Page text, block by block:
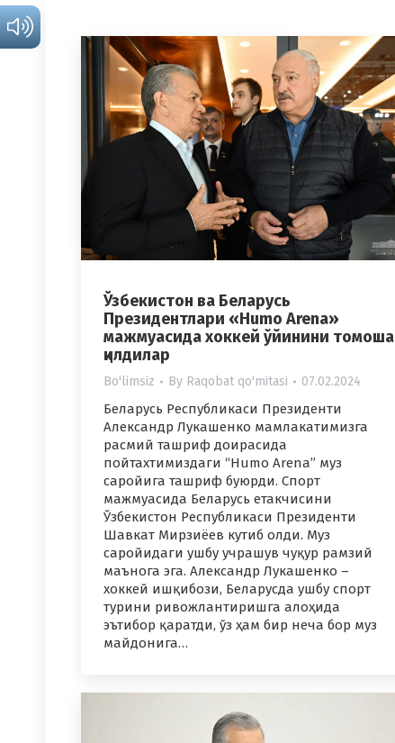
Ўзбекистон ва Беларусь
Президентлари «Humo Arena»
мажмуасида хоккей ўйинини томоша
қилдилар
Bo'limsiz By Raqobat qo'mitasi 07.02.2024
Беларусь Республикаси Президенти
Александр Лукашенко мамлакатимизга
расмий ташриф доирасида
пойтахтимиздаги “Humo Arena” муз
саройига ташриф буюрди. Спорт
мажмуасида Беларусь етакчисини
Ўзбекистон Республикаси Президенти
Шавкат Мирзиёев кутиб олди. Муз
саройидаги ушбу учрашув чуқур рамзий
маънога эга. Александр Лукашенко –
хоккей ишқибози, Беларусда ушбу спорт
турини ривожлантиришга алоҳида
эътибор қаратди, ўз ҳам бир неча бор муз
майдонига…